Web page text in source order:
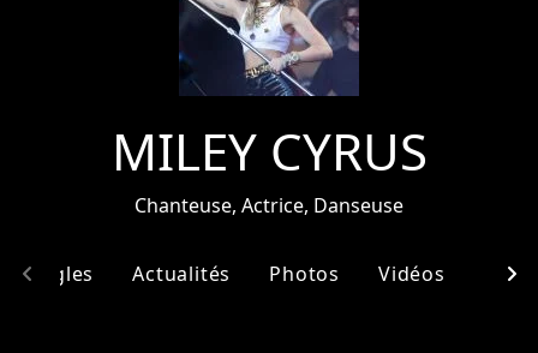
MILEY CYRUS
Chanteuse, Actrice, Danseuse
Singles Actualités Photos Vidéos
chevron_left chevron_right